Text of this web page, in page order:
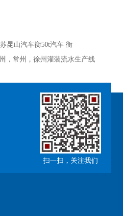
昆山汽车衡50t汽车 衡
，常州，徐州灌装流水生产线
扫一扫，关注我们